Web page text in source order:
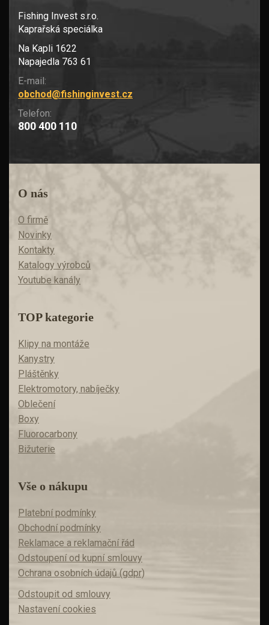
Fishing Invest s.r.o.
Kaprařská speciálka
Na Kapli 1622
Napajedla 763 61
E-mail:
obchod@fishinginvest.cz
Telefon:
800 400 110
O nás
O firmě
Novinky
Kontakty
Katalogy výrobců
Youtube kanály
TOP kategorie
Klipy na montáže
Kanystry
Pláštěnky
Elektromotory, nabíječky
Oblečení
Boxy
Fluorocarbony
Bižuterie
Vše o nákupu
Platební podmínky
Obchodní podmínky
Reklamace a reklamační řád
Odstoupení od kupní smlouvy
Ochrana osobních údajů (gdpr)
Odstoupit od smlouvy
Nastavení cookies